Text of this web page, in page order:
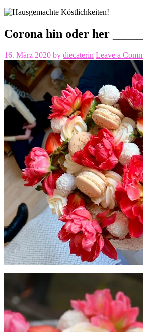
Corona hin oder her
16. März 2020 by diecaterin Leave a